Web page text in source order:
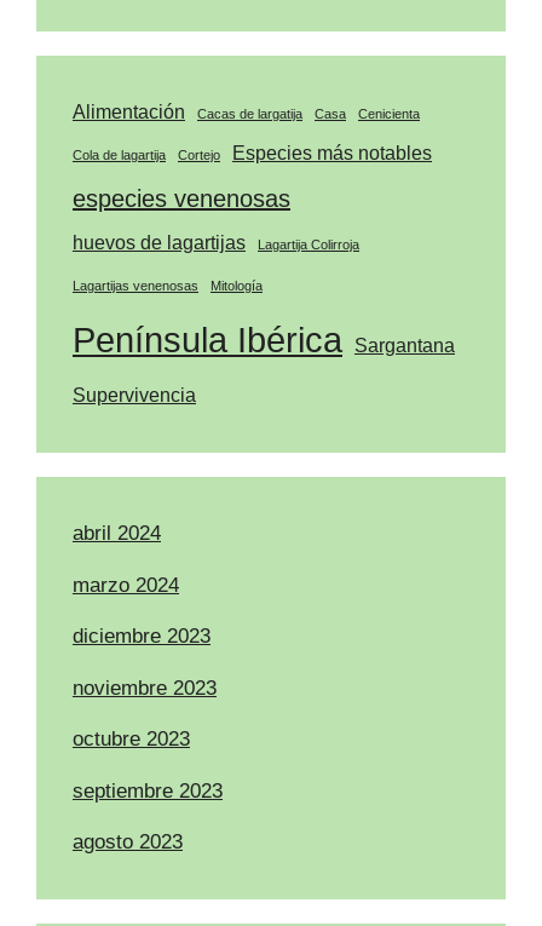
Alimentación Cacas de largatija Casa Cenicienta
Cola de lagartija Cortejo Especies más notables
especies venenosas
huevos de lagartijas Lagartija Colirroja
Lagartijas venenosas Mitología
Península Ibérica Sargantana
Supervivencia
abril 2024
marzo 2024
diciembre 2023
noviembre 2023
octubre 2023
septiembre 2023
agosto 2023